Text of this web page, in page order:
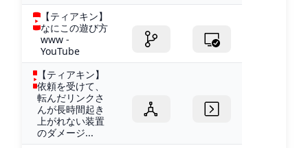
【ティアキン】
なにこの遊び方
www -
YouTube
【ティアキン】
依頼を受けて、
転んだリンクさ
んが長時間起き
上がれない装置
のダメージ...